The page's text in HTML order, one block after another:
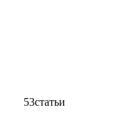
53статьи